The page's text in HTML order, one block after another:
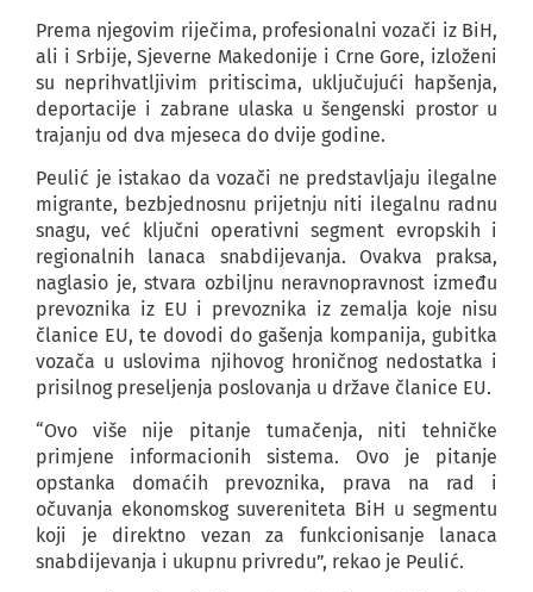
Prema njegovim riječima, profesionalni vozači iz BiH,
ali i Srbije, Sjeverne Makedonije i Crne Gore, izloženi
su neprihvatljivim pritiscima, uključujući hapšenja,
deportacije i zabrane ulaska u šengenski prostor u
trajanju od dva mjeseca do dvije godine.
Peulić je istakao da vozači ne predstavljaju ilegalne
migrante, bezbjednosnu prijetnju niti ilegalnu radnu
snagu, već ključni operativni segment evropskih i
regionalnih lanaca snabdijevanja. Ovakva praksa,
naglasio je, stvara ozbiljnu neravnopravnost između
prevoznika iz EU i prevoznika iz zemalja koje nisu
članice EU, te dovodi do gašenja kompanija, gubitka
vozača u uslovima njihovog hroničnog nedostatka i
prisilnog preseljenja poslovanja u države članice EU.
“Ovo više nije pitanje tumačenja, niti tehničke
primjene informacionih sistema. Ovo je pitanje
opstanka domaćih prevoznika, prava na rad i
očuvanja ekonomskog suvereniteta BiH u segmentu
koji je direktno vezan za funkcionisanje lanaca
snabdijevanja i ukupnu privredu”, rekao je Peulić.